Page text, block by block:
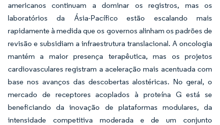
americanos continuam a dominar os registros, mas os
laboratórios da Ásia-Pacífico estão escalando mais
rapidamente à medida que os governos alinham os padrões de
revisão e subsidiam a infraestrutura translacional. A oncologia
mantém a maior presença terapêutica, mas os projetos
cardiovasculares registram a aceleração mais acentuada com
base nos avanços das descobertas alostéricas. No geral, o
mercado de receptores acoplados à proteína G está se
beneficiando da inovação de plataformas modulares, da
intensidade competitiva moderada e de um conjunto